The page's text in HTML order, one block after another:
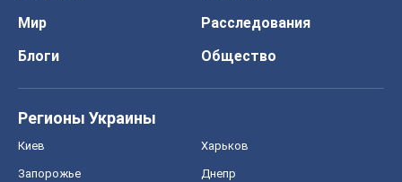
Мир
Расследования
Блоги
Общество
Регионы Украины
Киев Харьков
Запорожье Днепр